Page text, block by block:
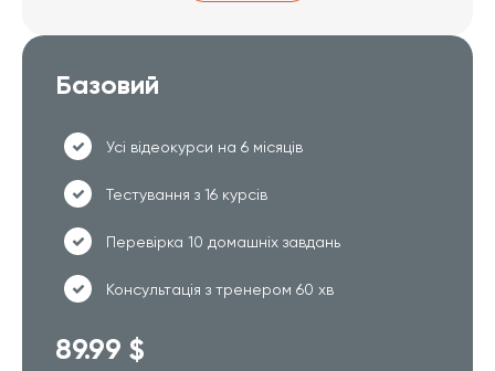
Базовий
Усі відеокурси на 6 місяців
Тестування з 16 курсів
Перевірка 10 домашніх завдань
Консультація з тренером 60 хв
89.99 $